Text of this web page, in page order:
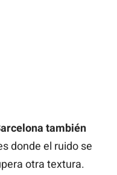
también
donde el ruido se
otra textura.